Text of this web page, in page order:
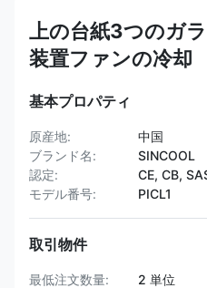
上の台紙3つのガ
装置ファンの冷却
基本プロパティ
原産地:
中国
ブランド名:
SINCOOL
認定:
CE, CB,
モデル番号:
PICL1
取引物件
最低注文数量:
2 単位